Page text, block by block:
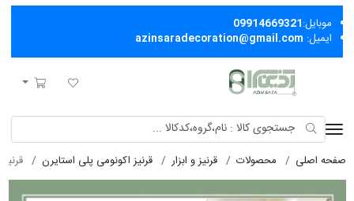
موبایل:09914669321
ایمیل: azinsaradecoration@gmail.com
لیست مورد علاقه
سبد خرید
صفحه اصلی محصولات قرنیز و ابزار قرنیز اکونومی پلی استایرن قرنيز